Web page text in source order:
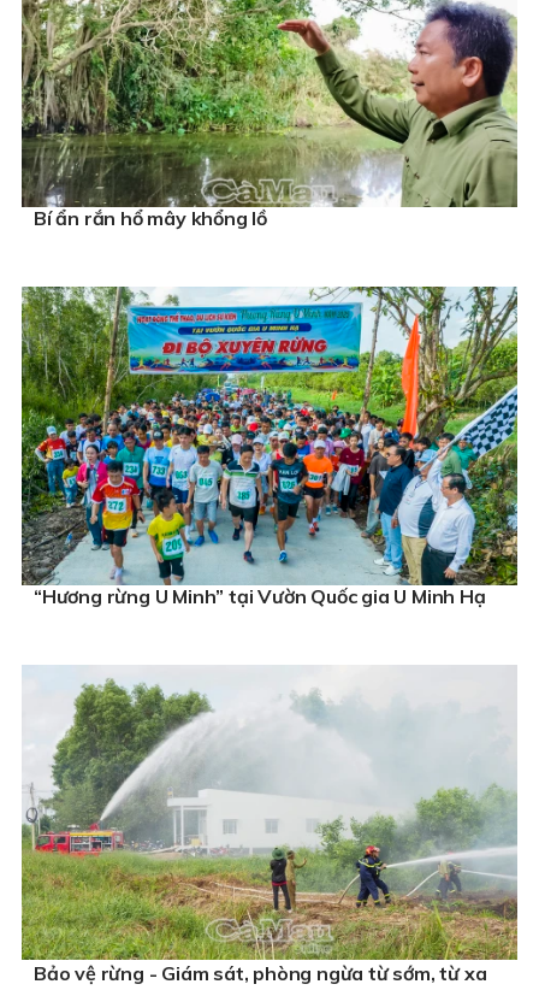
Bí ẩn rắn hổ mây khổng lồ
“Hương rừng U Minh” tại Vườn Quốc gia U Minh Hạ
Bảo vệ rừng - Giám sát, phòng ngừa từ sớm, từ xa